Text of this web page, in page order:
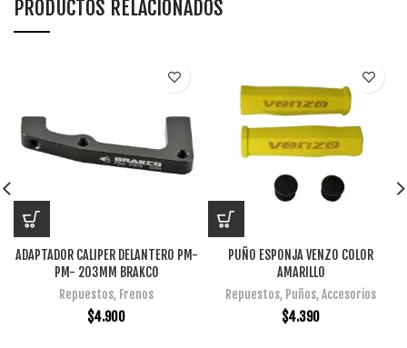
PRODUCTOS RELACIONADOS
ADAPTADOR CALIPER DELANTERO PM-
PM- 203MM BRAKCO
Repuestos, Frenos
$4.900
PUÑO ESPONJA VENZO COLOR
AMARILLO
Repuestos, Puños,Accesorios
$4.390